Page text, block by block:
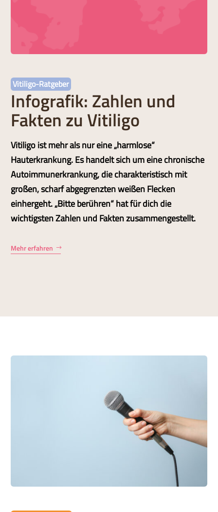
Vitiligo-Ratgeber
Infografik: Zahlen und
Fakten zu Vitiligo
Vitiligo ist mehr als nur eine „harmlose“
Hauterkrankung. Es handelt sich um eine chronische
Autoimmunerkrankung, die charakteristisch mit
großen, scharf abgegrenzten weißen Flecken
einhergeht. „Bitte berühren“ hat für dich die
wichtigsten Zahlen und Fakten zusammengestellt.
Mehr erfahren